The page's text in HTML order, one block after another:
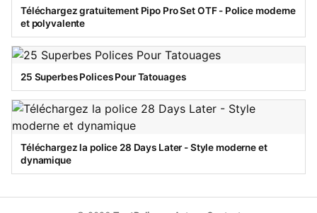
Téléchargez gratuitement Pipo Pro Set OTF - Police moderne
et polyvalente
25 Superbes Polices Pour Tatouages
Téléchargez la police 28 Days Later - Style moderne et
dynamique